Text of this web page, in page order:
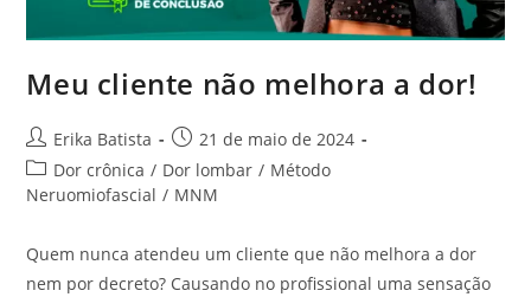
Meu cliente não melhora a dor!
Erika Batista
21 de maio de 2024
Dor crônica / Dor lombar / Método
Neruomiofascial / MNM
Quem nunca atendeu um cliente que não melhora a dor
nem por decreto? Causando no profissional uma sensação